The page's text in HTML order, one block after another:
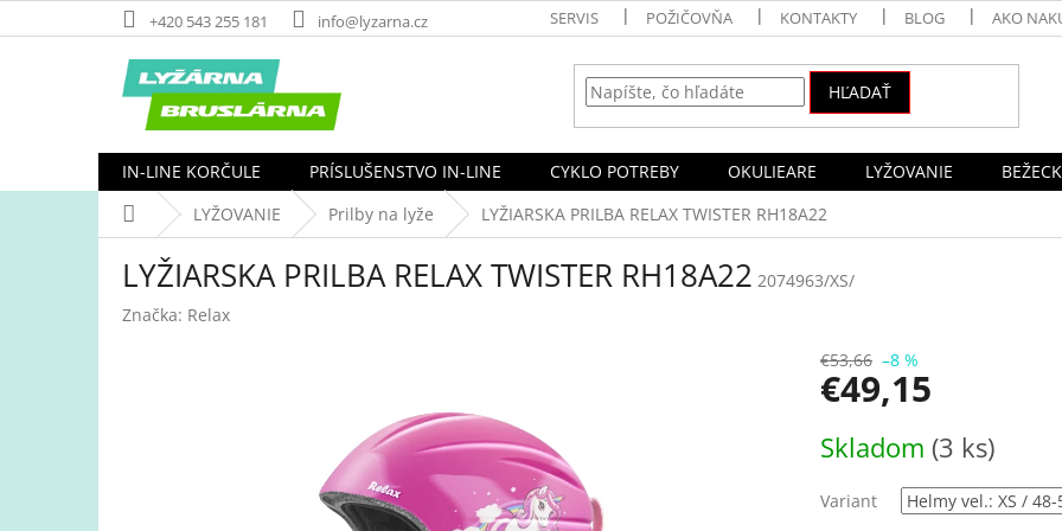
na
+420 543 255 181 info@lyzarna.cz SERVIS POŽIČOVŇA KONTAKTY BLOG AKO
HĽADAŤ
IN-LINE KORČULE PRÍSLUŠENSTVO IN-LINE CYKLO POTREBY OKULIEARE LYŽOVANIE
DomovLYŽOVANIE Prilby na lyže LYŽIARSKA PRILBA RELAX TWISTER RH18A22
LYŽIARSKA PRILBA RELAX TWISTER RH18A22 2074963/XS/
Značka: Relax
€53,66 –8 %
€49,15
cena:
Skladom (3 ks)
Variant